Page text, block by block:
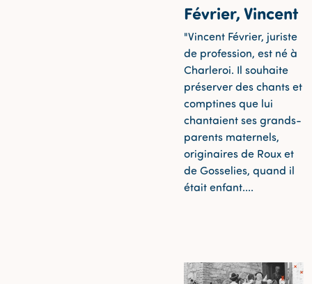
Février, Vincent
"Vincent Février, juriste
de profession, est né à
Charleroi. Il souhaite
préserver des chants et
comptines que lui
chantaient ses grands-
parents maternels,
originaires de Roux et
de Gosselies, quand il
était enfant....